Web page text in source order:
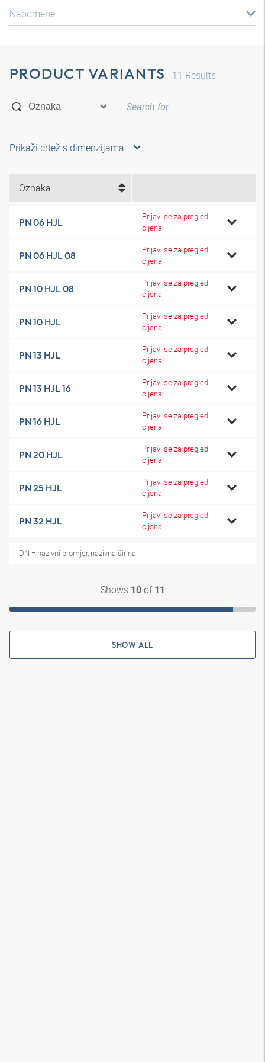
Napomene
PRODUCT VARIANTS 11 Results
Prikaži crtež s dimenzijama
Oznaka
PN 06 HJL
Prijavi se za pregled
cijena
PN 06 HJL 08
Prijavi se za pregled
cijena
PN 10 HJL 08
Prijavi se za pregled
cijena
PN 10 HJL
Prijavi se za pregled
cijena
PN 13 HJL
Prijavi se za pregled
cijena
PN 13 HJL 16
Prijavi se za pregled
cijena
PN 16 HJL
Prijavi se za pregled
cijena
PN 20 HJL
Prijavi se za pregled
cijena
PN 25 HJL
Prijavi se za pregled
cijena
PN 32 HJL
Prijavi se za pregled
cijena
DN = nazivni promjer, nazivna širina
Shows 10of 11
SHOW ALL